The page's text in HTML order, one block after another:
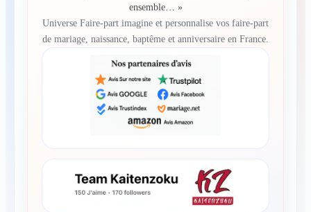
ensemble… »
Universe Faire-part imagine et personnalise vos faire-part
de mariage, naissance, baptême et anniversaire en France.